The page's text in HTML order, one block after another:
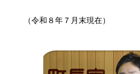
（令和８年７月末現在）